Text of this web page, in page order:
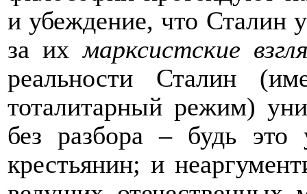
и убеждение, что Сталин
за ихмарксистские
реальности Сталин
тоталитарный режим)
без разбора – будь это
крестьянин; и